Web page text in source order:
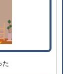
た